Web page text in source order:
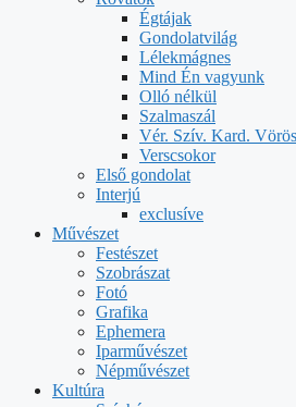
Égtájak
Gondolatvilág
Lélekmágnes
Mind Én vagyunk
Olló nélkül
Szalmaszál
Vér. Szív. Kard.
Verscsokor
Első gondolat
Interjú
exclusíve
Művészet
Festészet
Szobrászat
Fotó
Grafika
Ephemera
Iparművészet
Népművészet
Kultúra